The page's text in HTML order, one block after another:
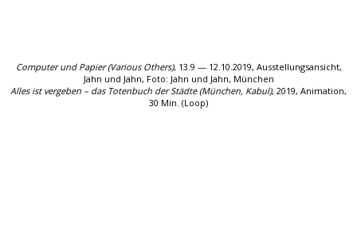
Computer und Papier (Various Others), 13.9 — 12.10.2019, Ausstellungsansicht,
Jahn und Jahn, Foto: Jahn und Jahn, München
Alles ist vergeben – das Totenbuch der Städte (München, Kabul), 2019, Animation,
30 Min. (Loop)